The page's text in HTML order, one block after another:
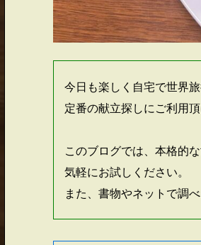
今日も楽しく自宅で世界旅
定番の献立探しにご利用
このブログでは、本格的
気軽にお試しください。
また、書物やネットで調